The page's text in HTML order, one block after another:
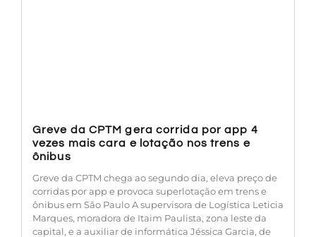
Greve da CPTM gera corrida por app 4
vezes mais cara e lotação nos trens e
ônibus
Greve da CPTM chega ao segundo dia, eleva preço de
corridas por app e provoca superlotação em trens e
ônibus em São Paulo A supervisora de Logística Leticia
Marques, moradora de Itaim Paulista, zona leste da
capital, e a auxiliar de informática Jéssica Garcia, de